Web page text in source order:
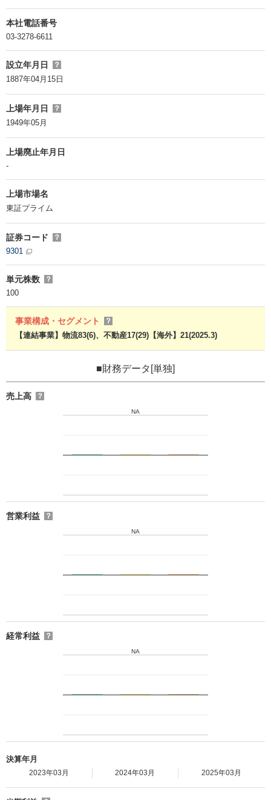
本社電話番号
03-3278-6611
設立年月日 ？
1887年04月15日
上場年月日 ？
1949年05月
上場廃止年月日
-
上場市場名
東証プライム
証券コード ？
9301
単元株数 ？
100
事業構成・セグメント ？
【連結事業】物流83(6)、不動産17(29)【海外】21(2025.3)
■財務データ[単独]
売上高 ？
NA
営業利益 ？
NA
経常利益 ？
NA
決算年月
2023年03月 2024年03月 2025年03月